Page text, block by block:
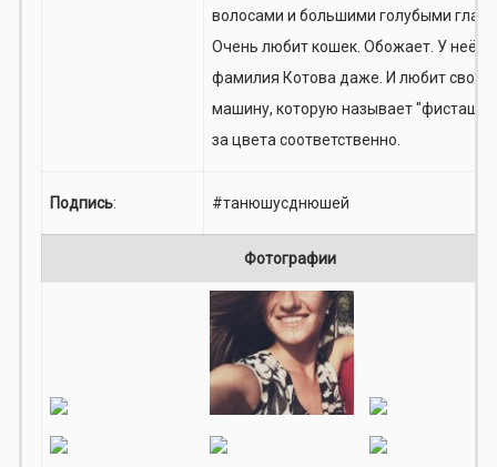
волосами и большими голубыми
Очень любит кошек. Обожает. У неё
фамилия Котова даже. И любит свою
машину, которую называет
за цвета соответственно.
Подпись: #танюшусднюшей
Фотографии